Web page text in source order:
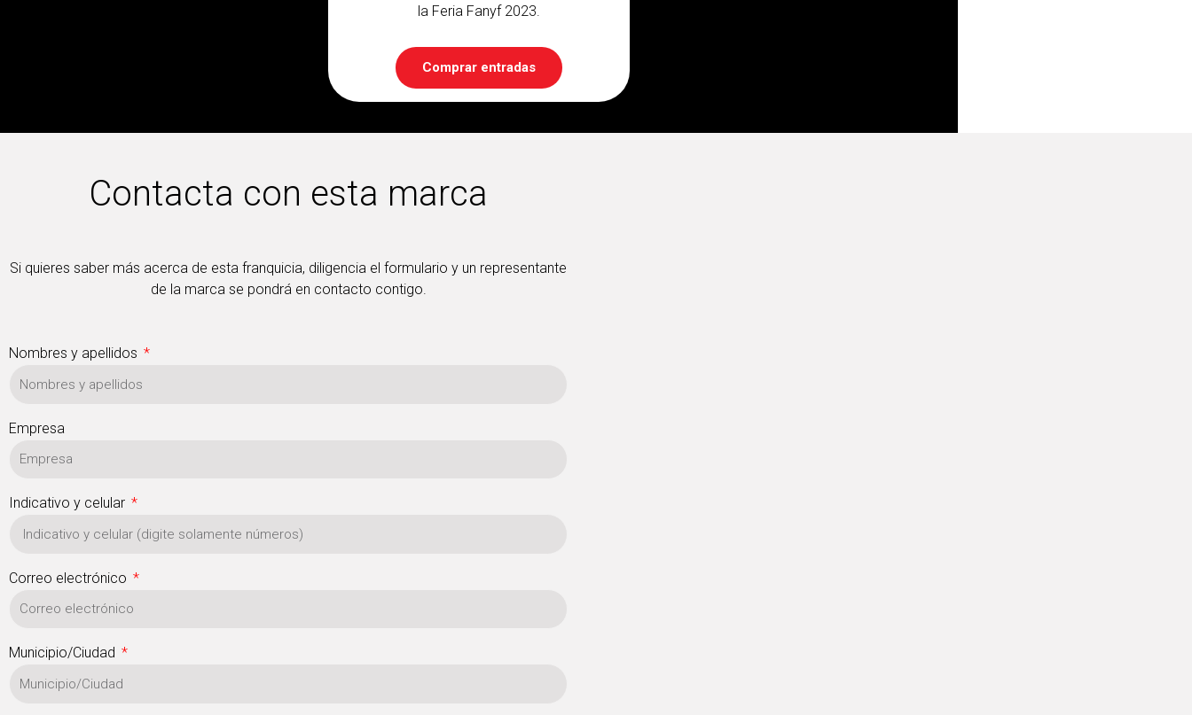
la Feria Fanyf 2023.
Comprar entradas
Contacta con esta marca
Si quieres saber más acerca de esta franquicia, diligencia el formulario y un representante
de la marca se pondrá en contacto contigo.
Nombres y apellidos
Empresa
Indicativo y celular
Correo electrónico
Municipio/Ciudad